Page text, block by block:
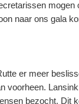
naar ons gala
er meer
voorheen.
bezocht. Dit